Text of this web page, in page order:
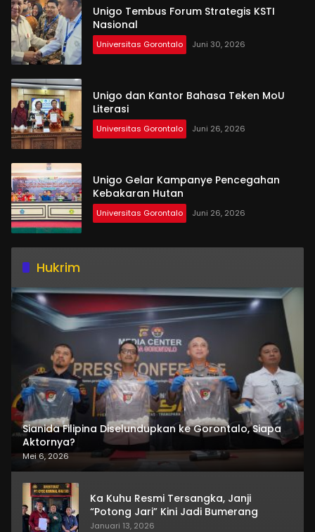
Unigo Tembus Forum Strategis KSTI
Nasional
Universitas Gorontalo Juni 30, 2026
Unigo dan Kantor Bahasa Teken MoU
Literasi
Universitas Gorontalo Juni 26, 2026
Unigo Gelar Kampanye Pencegahan
Kebakaran Hutan
Universitas Gorontalo Juni 26, 2026
Hukrim
Sianida Filipina Diselundupkan ke Gorontalo, Siapa
Aktornya?
Mei 6, 2026
Ka Kuhu Resmi Tersangka, Janji
“Potong Jari” Kini Jadi Bumerang
Januari 13, 2026